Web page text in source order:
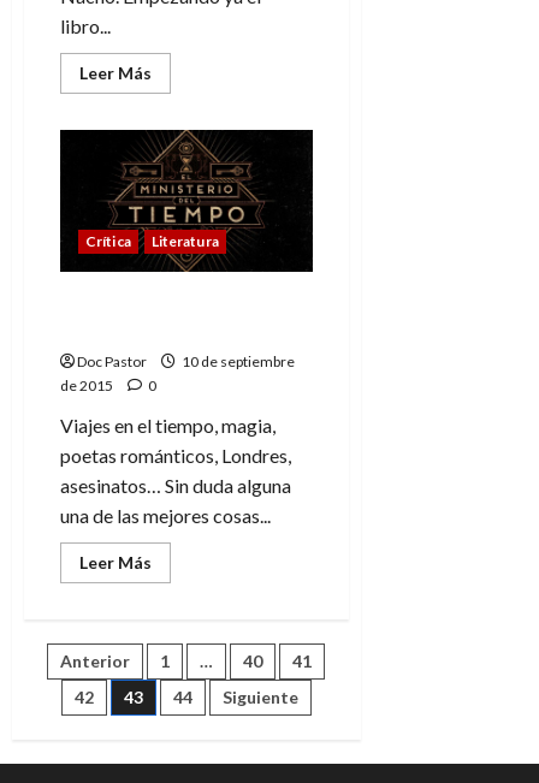
libro...
Leer Más
más
Ciencia
ficción,
cervezas
y
cotilleos
en
Norma
Cómics
Crítica Literatura
Doc Pastor
10 de septiembre
de 2015
0
Viajes en el tiempo, magia,
poetas románticos, Londres,
asesinatos… Sin duda alguna
una de las mejores cosas...
Leer Más
más
puertas
de
Anubis.
Imprescindible
Paginación
de
entradas
Anterior 1 … 40
41
42
43 44 Siguiente